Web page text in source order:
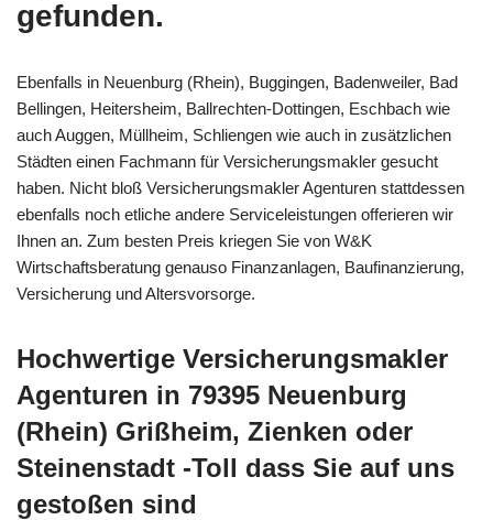
gefunden.
Ebenfalls in Neuenburg (Rhein), Buggingen, Badenweiler, Bad
Bellingen, Heitersheim, Ballrechten-Dottingen, Eschbach wie
auch Auggen, Müllheim, Schliengen wie auch in zusätzlichen
Städten einen Fachmann für Versicherungsmakler gesucht
haben. Nicht bloß Versicherungsmakler Agenturen stattdessen
ebenfalls noch etliche andere Serviceleistungen offerieren wir
Ihnen an. Zum besten Preis kriegen Sie von W&K
Wirtschaftsberatung genauso Finanzanlagen, Baufinanzierung,
Versicherung und Altersvorsorge.
Hochwertige Versicherungsmakler
Agenturen in 79395 Neuenburg
(Rhein) Grißheim, Zienken oder
Steinenstadt -Toll dass Sie auf uns
gestoßen sind